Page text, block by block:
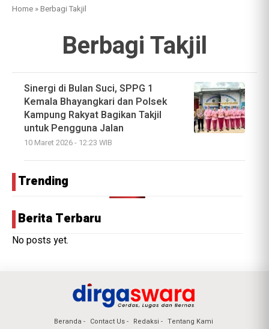
Home »Berbagi Takjil
Berbagi Takjil
Sinergi di Bulan Suci, SPPG 1
Kemala Bhayangkari dan Polsek
Kampung Rakyat Bagikan Takjil
untuk Pengguna Jalan
10 Maret 2026 - 12:23 WIB
Trending
Berita Terbaru
No posts yet.
Beranda Contact Us Redaksi Tentang Kami